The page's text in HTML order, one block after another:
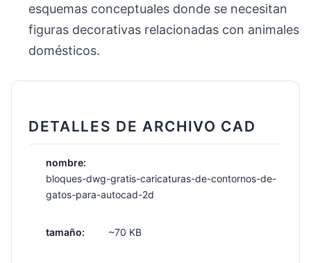
esquemas conceptuales donde se necesitan
figuras decorativas relacionadas con animales
domésticos.
DETALLES DE ARCHIVO CAD
nombre:
bloques-dwg-gratis-caricaturas-de-contornos-de-
gatos-para-autocad-2d
tamaño: ~70 KB